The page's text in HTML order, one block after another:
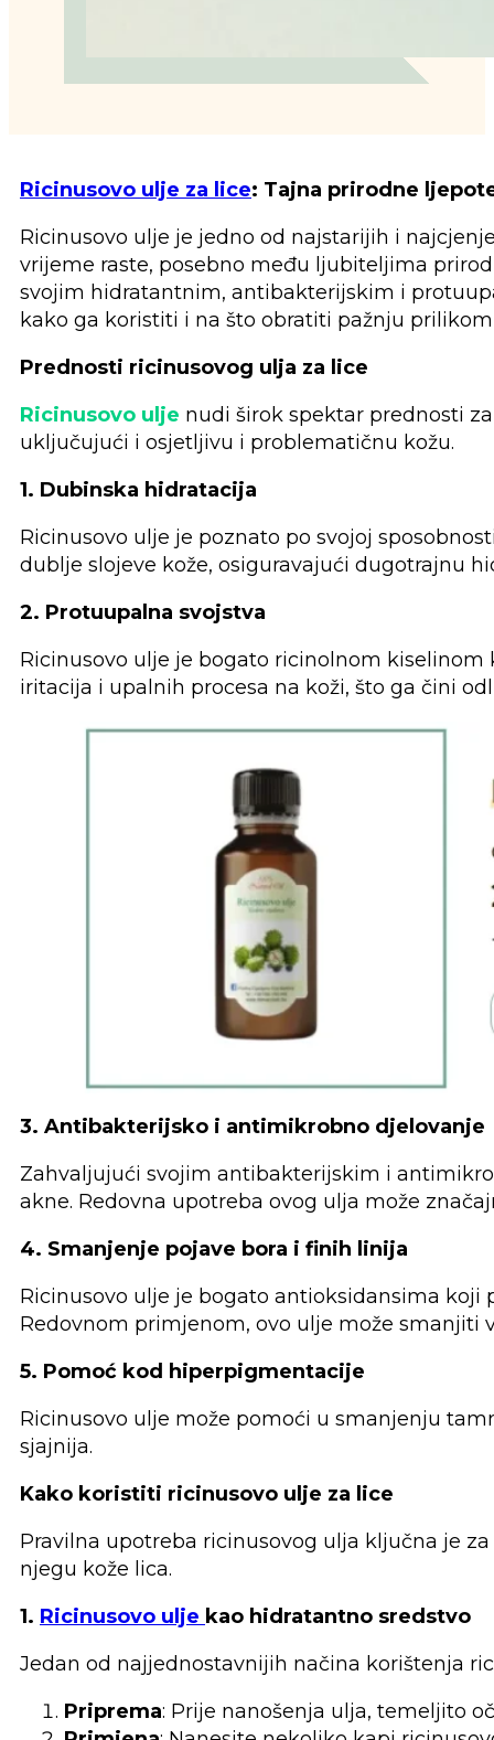
Ricinusovo ulje za lice: Tajna prirodne
Ricinusovo ulje je jedno od najstarijih i
vrijeme raste, posebno među ljubiteljima
svojim hidratantnim, antibakterijskim i
kako ga koristiti i na što obratiti pažnju
Prednosti ricinusovog ulja za lice
Ricinusovo ulje nudi širok spektar prednosti
uključujući i osjetljivu i problematičnu kožu.
1. Dubinska hidratacija
Ricinusovo ulje je poznato po svojoj
dublje slojeve kože, osiguravajući dugotrajnu
2. Protuupalna svojstva
Ricinusovo ulje je bogato ricinolnom
iritacija i upalnih procesa na koži, što ga čini
3. Antibakterijsko i antimikrobno djelovanje
Zahvaljujući svojim antibakterijskim i
akne. Redovna upotreba ovog ulja može
4. Smanjenje pojave bora i finih linija
Ricinusovo ulje je bogato antioksidansima
Redovnom primjenom, ovo ulje može smanjiti
5. Pomoć kod hiperpigmentacije
Ricinusovo ulje može pomoći u smanjenju
sjajnija.
Kako koristiti ricinusovo ulje za lice
Pravilna upotreba ricinusovog ulja ključna je
njegu kože lica.
1. Ricinusovo ulje kao hidratantno sredstvo
Jedan od najjednostavnijih načina korištenja
Priprema: Prije nanošenja ulja, temeljito